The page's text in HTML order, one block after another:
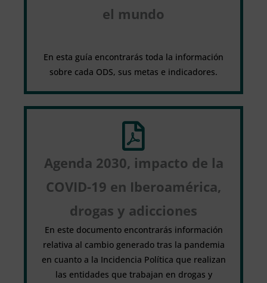
el mundo
En esta guía encontrarás toda la información
sobre cada ODS, sus metas e indicadores.
Agenda 2030, impacto de la
COVID-19 en Iberoamérica,
drogas y adicciones
En este documento encontrarás información
relativa al cambio generado tras la pandemia
en cuanto a la Incidencia Política que realizan
las entidades que trabajan en drogas y